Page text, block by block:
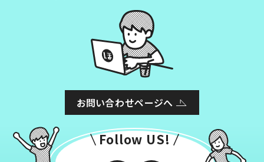
お問い合わせページへ
Follow US!